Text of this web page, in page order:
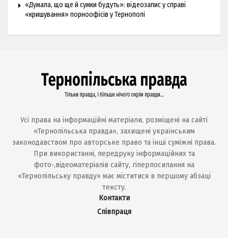
«Думала, що ще й сумки будуть»: відеозапис у справі
«кришування» порноофісів у Тернополі
Усі права на інформаційні матеріали, розміщені на сайті
«Тернопільська правда», захищені українським
законодавством про авторське право та інші суміжні права.
При використанні, передруку інформаційних та
фото-,відеоматеріалів сайту, гіперпосилання на
«Тернопільську правду» має міститися в першому абзаці
тексту.
Контакти
Співпраця